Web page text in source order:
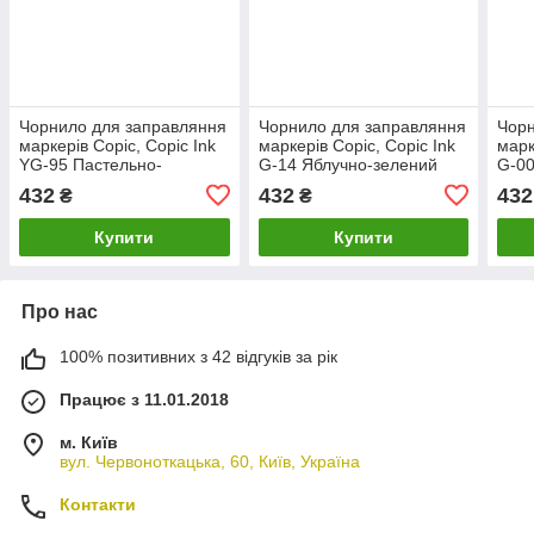
Чорнило для заправляння
маркерів Copic, Copic Ink
YG-95 Пастельно-
оливковий (Pale olive), 12
мл
432 ₴
Купити
Чорнило для заправляння
маркерів Copic, Copic Ink
G-14 Яблучно-зелений
432₴
Купити
G-
мл
432
Про нас
100% позитивних з 42 відгуків за рік
Працює з 11.01.2018
м. Київ
вул. Червоноткацька, 60, Київ, Україна
Контакти